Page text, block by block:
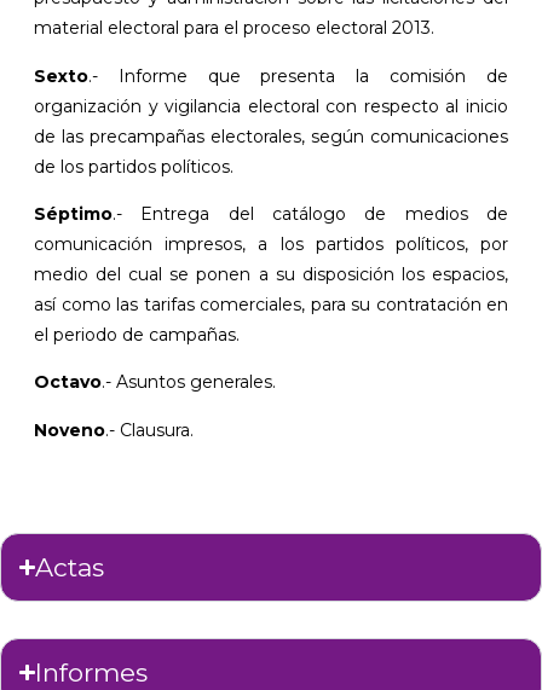
material electoral para el proceso electoral 2013.
Sexto.- Informe que presenta la comisión de
organización y vigilancia electoral con respecto al inicio
de las precampañas electorales, según comunicaciones
de los partidos políticos.
Séptimo.- Entrega del catálogo de medios de
comunicación impresos, a los partidos políticos, por
medio del cual se ponen a su disposición los espacios,
así como las tarifas comerciales, para su contratación en
el periodo de campañas.
Octavo.- Asuntos generales.
Noveno.- Clausura.
Actas
Informes